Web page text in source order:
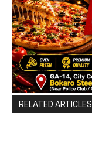
RELATED ARTICLES